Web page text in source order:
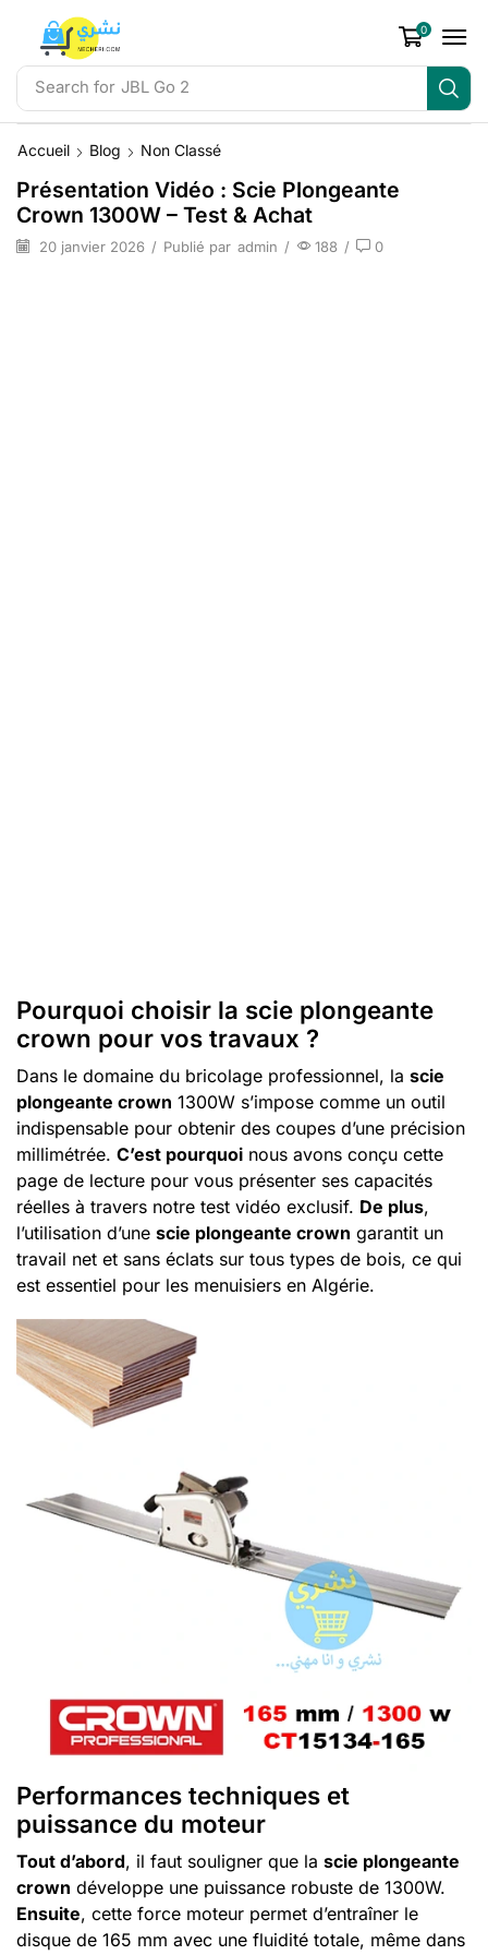
Search for JBL Go 2
0
Accueil Blog Non Classé
Présentation Vidéo : Scie Plongeante
Crown 1300W – Test & Achat
20 janvier 2026 / Publié par admin / 188 / 0
Pourquoi choisir la scie plongeante
crown pour vos travaux ?
Dans le domaine du bricolage professionnel, la scie
plongeante crown 1300W s’impose comme un outil
indispensable pour obtenir des coupes d’une précision
millimétrée. C’est pourquoi nous avons conçu cette
page de lecture pour vous présenter ses capacités
réelles à travers notre test vidéo exclusif. De plus,
l’utilisation d’une scie plongeante crown garantit un
travail net et sans éclats sur tous types de bois, ce qui
est essentiel pour les menuisiers en Algérie.
Performances techniques et
puissance du moteur
Tout d’abord, il faut souligner que la scie plongeante
crown développe une puissance robuste de 1300W.
Ensuite, cette force moteur permet d’entraîner le
disque de 165 mm avec une fluidité totale, même dans